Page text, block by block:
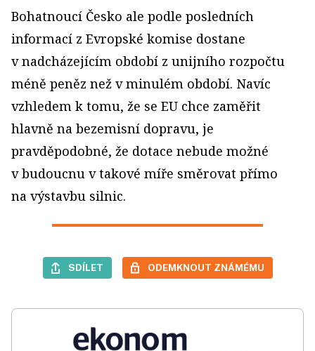
Bohatnoucí Česko ale podle posledních
informací z Evropské komise dostane
v nadcházejícím období z unijního rozpočtu
méně peněz než v minulém období. Navíc
vzhledem k tomu, že se EU chce zaměřit
hlavně na bezemisní dopravu, je
pravděpodobné, že dotace nebude možné
v budoucnu v takové míře směrovat přímo
na výstavbu silnic.
SDÍLET ODEMKNOUT ZNÁMÉMU